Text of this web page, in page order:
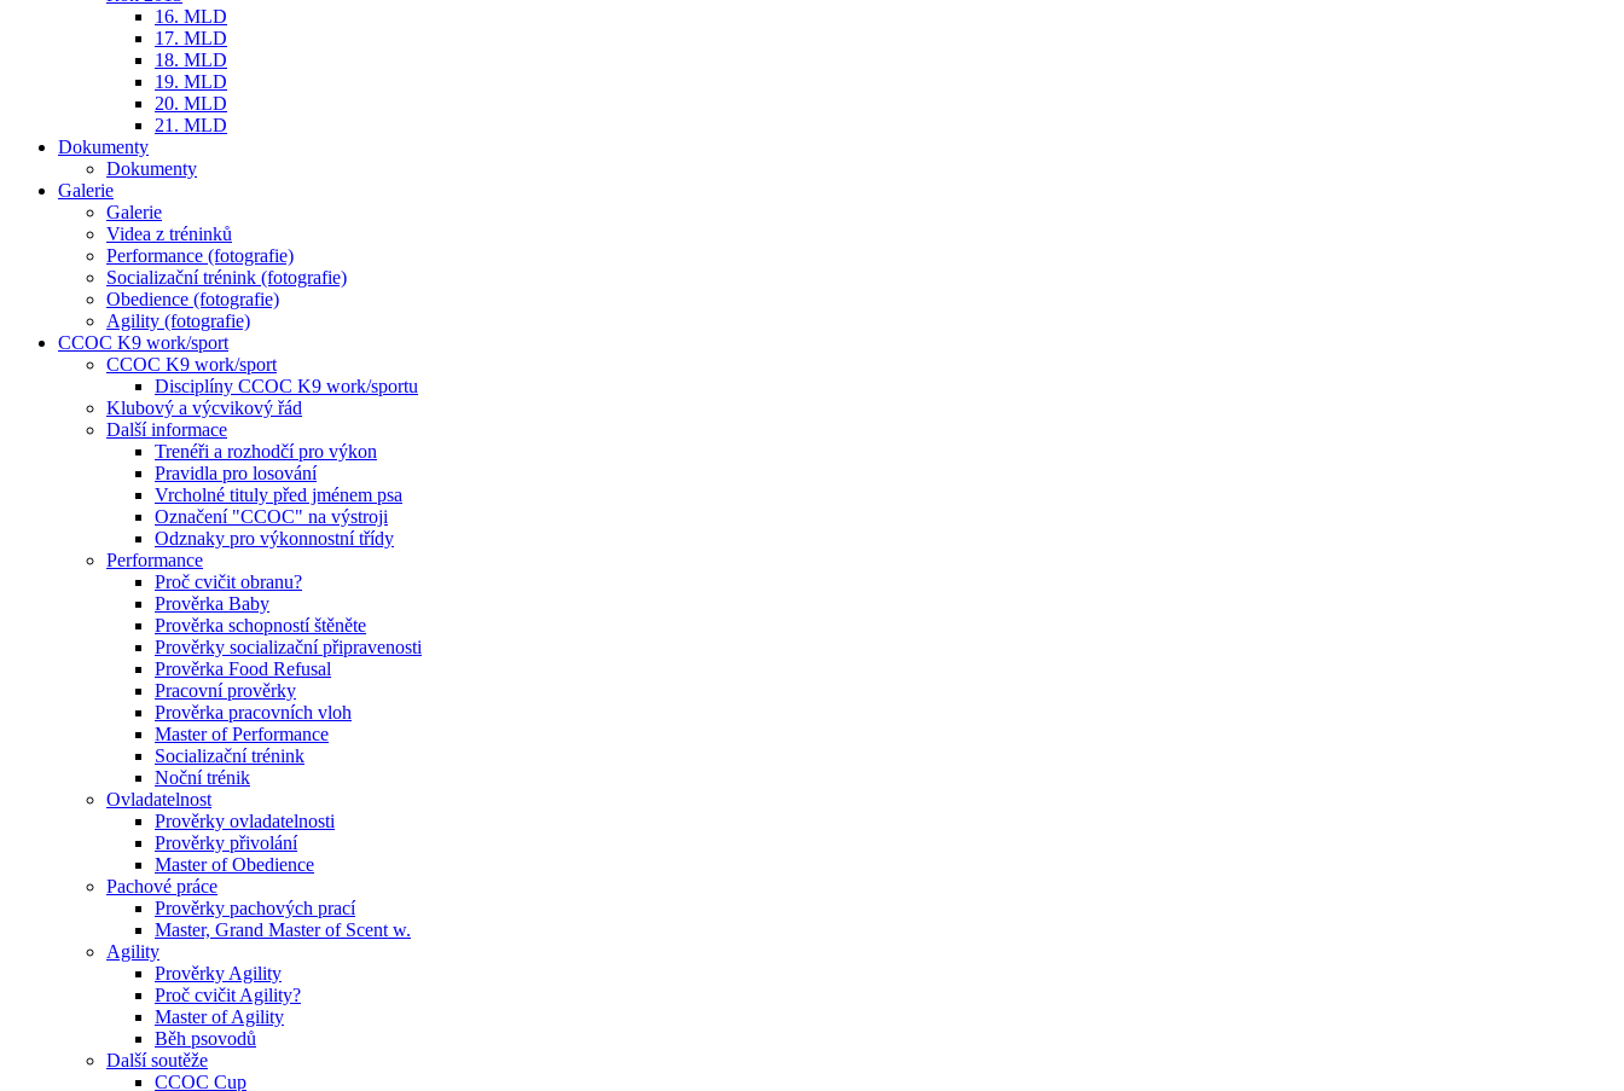
16. MLD
17. MLD
18. MLD
19. MLD
20. MLD
21. MLD
Dokumenty
Dokumenty
Galerie
Galerie
Videa z tréninků
Performance (fotografie)
Socializační trénink (fotografie)
Obedience (fotografie)
Agility (fotografie)
CCOC K9 work/sport
CCOC K9 work/sport
Disciplíny CCOC K9 work/sportu
Klubový a výcvikový řád
Další informace
Trenéři a rozhodčí pro výkon
Pravidla pro losování
Vrcholné tituly před jménem psa
Označení "CCOC" na výstroji
Odznaky pro výkonnostní třídy
Performance
Proč cvičit obranu?
Prověrka Baby
Prověrka schopností štěněte
Prověrky socializační připravenosti
Prověrka Food Refusal
Pracovní prověrky
Prověrka pracovních vloh
Master of Performance
Socializační trénink
Noční trénik
Ovladatelnost
Prověrky ovladatelnosti
Prověrky přivolání
Master of Obedience
Pachové práce
Prověrky pachových prací
Master, Grand Master of Scent w.
Agility
Prověrky Agility
Proč cvičit Agility?
Master of Agility
Běh psovodů
Další soutěže
CCOC Cup